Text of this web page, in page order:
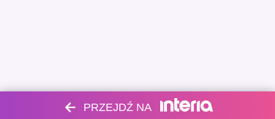
PRZEJDŹ NA